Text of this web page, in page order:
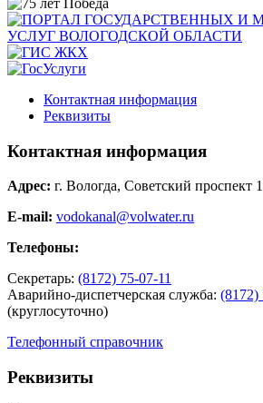
Контактная информация
Реквизиты
Контактная информация
Адрес: г. Вологда, Советский проспект
E-mail: vodokanal@volwater.ru
Телефоны:
Секретарь: (8172) 75-07-11
Аварийно-диспетчерская служба: (8172)
(круглосуточно)
Телефонный справочник
Реквизиты